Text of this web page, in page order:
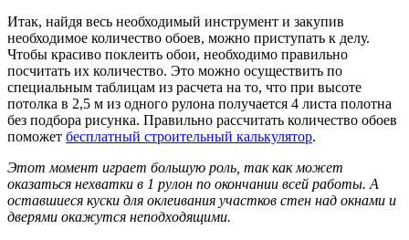
Итак, найдя весь необходимый инструмент и закупив
необходимое количество обоев, можно приступать к делу.
Чтобы красиво поклеить обои, необходимо правильно
посчитать их количество. Это можно осуществить по
специальным таблицам из расчета на то, что при высоте
потолка в 2,5 м из одного рулона получается 4 листа полотна
без подбора рисунка. Правильно рассчитать количество обоев
поможет бесплатный строительный калькулятор.
Этот момент играет большую роль, так как может
оказаться нехватки в 1 рулон по окончании всей работы. А
оставшиеся куски для оклеивания участков стен над окнами и
дверями окажутся неподходящими.